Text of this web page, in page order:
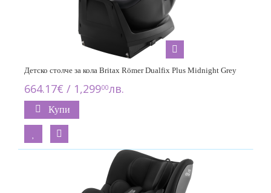
Детско столче за кола Britax Römer Dualfix Plus Midnight Grey
664.17€ / 1,29900лв.
Купи